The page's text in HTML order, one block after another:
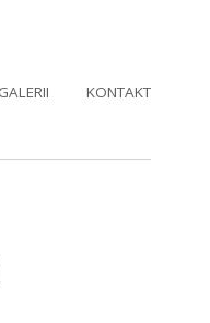
GALERII KONTAKT